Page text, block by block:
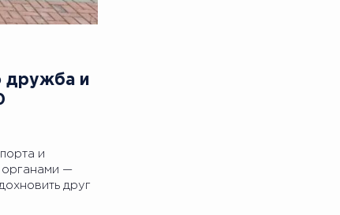
дружба и
и
органами —
друг